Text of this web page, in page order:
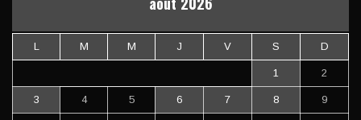
L M M J V S D
1 2
3 4 5 6 7 8 9